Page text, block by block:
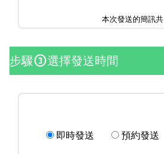
本次發送的簡訊共
步驟counter_3選擇發送時間
即時發送 預約發送